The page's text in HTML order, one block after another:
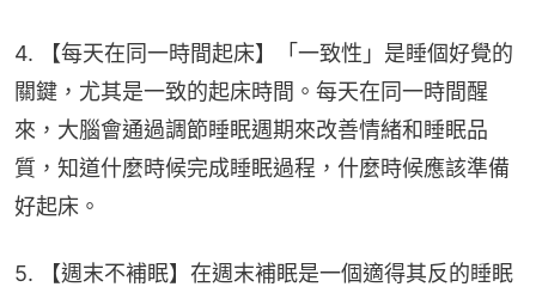
4. 【每天在同一時間起床】「一致性」是睡個好覺的
關鍵，尤其是一致的起床時間。每天在同一時間醒
來，大腦會通過調節睡眠週期來改善情緒和睡眠品
質，知道什麼時候完成睡眠過程，什麼時候應該準備
好起床。
5. 【週末不補眠】在週末補眠是一個適得其反的睡眠